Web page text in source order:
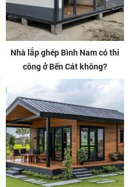
Nhà lắp ghép Bình Nam có thi
công ở Bến Cát không?